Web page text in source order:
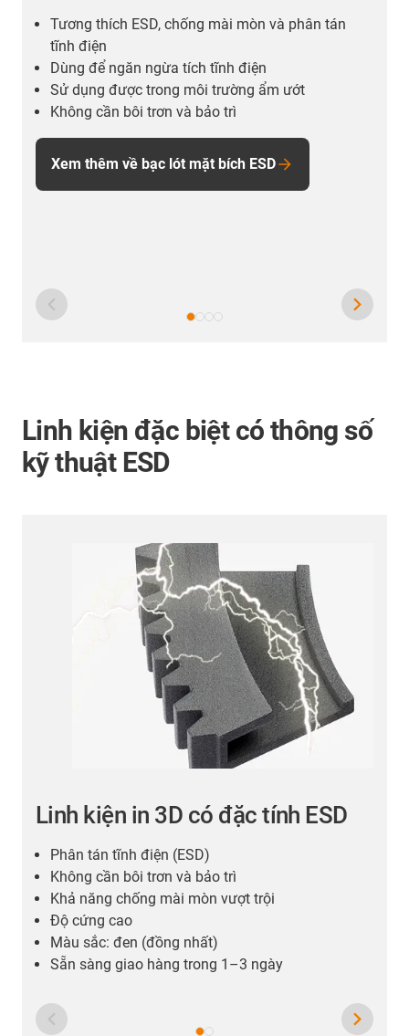
Tương thích ESD, chống mài mòn và phân tán
tĩnh điện
Dùng để ngăn ngừa tích tĩnh điện
Sử dụng được trong môi trường ẩm ướt
Không cần bôi trơn và bảo trì
Xem thêm về bạc lót mặt bích ESD
Linh kiện đặc biệt có thông số
kỹ thuật ESD
Linh kiện in 3D có đặc tính ESD
Phân tán tĩnh điện (ESD)
Không cần bôi trơn và bảo trì
Khả năng chống mài mòn vượt trội
Độ cứng cao
Màu sắc: đen (đồng nhất)
Sẵn sàng giao hàng trong 1–3 ngày